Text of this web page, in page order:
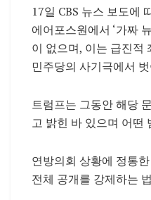
17일 CBS 뉴스 보도에
에어포스원에서 ‘가짜
이 없으며, 이는 급진적
민주당의 사기극에서
트럼프는 그동안 해당
고 밝힌 바 있으며 어떤
연방의회 상황에 정통
전체 공개를 강제하는